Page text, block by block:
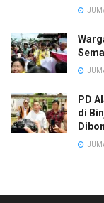
PD
di